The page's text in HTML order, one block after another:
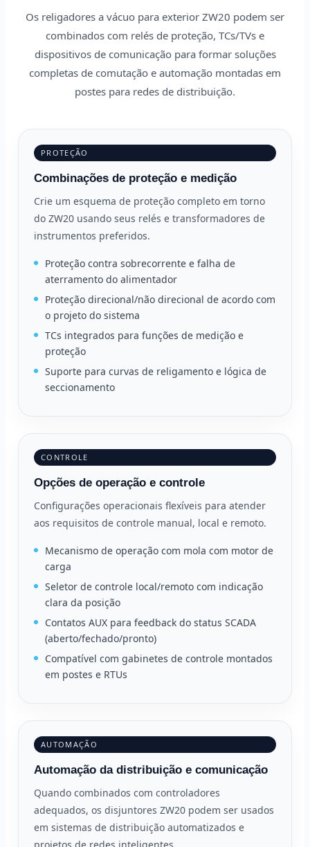
Os religadores a vácuo para exterior ZW20 podem ser
combinados com relés de proteção, TCs/TVs e
dispositivos de comunicação para formar soluções
completas de comutação e automação montadas em
postes para redes de distribuição.
PROTEÇÃO
Combinações de proteção e medição
Crie um esquema de proteção completo em torno
do ZW20 usando seus relés e transformadores de
instrumentos preferidos.
Proteção contra sobrecorrente e falha de
aterramento do alimentador
Proteção direcional/não direcional de acordo com
o projeto do sistema
TCs integrados para funções de medição e
proteção
Suporte para curvas de religamento e lógica de
seccionamento
CONTROLE
Opções de operação e controle
Configurações operacionais flexíveis para atender
aos requisitos de controle manual, local e remoto.
Mecanismo de operação com mola com motor de
carga
Seletor de controle local/remoto com indicação
clara da posição
Contatos AUX para feedback do status SCADA
(aberto/fechado/pronto)
Compatível com gabinetes de controle montados
em postes e RTUs
AUTOMAÇÃO
Automação da distribuição e comunicação
Quando combinados com controladores
adequados, os disjuntores ZW20 podem ser usados
em sistemas de distribuição automatizados e